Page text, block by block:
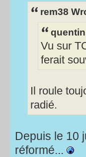
rem38
Vu sur
ferait
Il roule
radié.
Depuis le 10
réformé...